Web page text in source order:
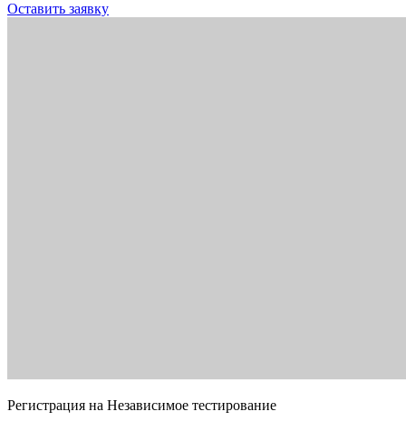
Оставить заявку
Регистрация на Независимое тестирование